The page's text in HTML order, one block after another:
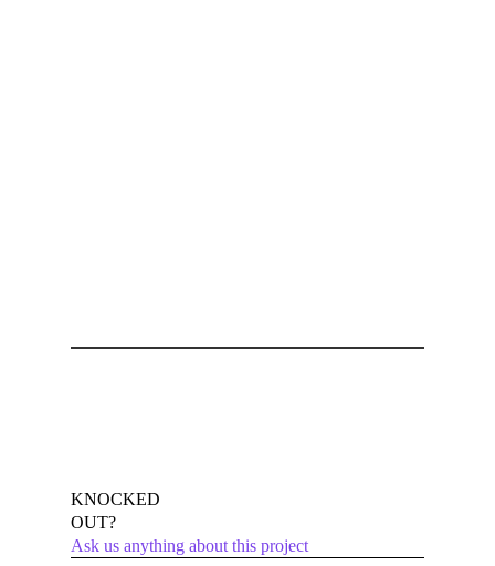
KNOCKED
OUT?
Ask us anything about this project